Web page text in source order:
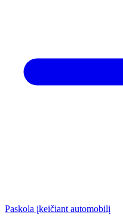
Paskola įkeičiant automobilį